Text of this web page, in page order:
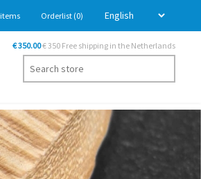
items Orderlist (0)
€ 350.00€ 350 Free shipping in the Netherlands